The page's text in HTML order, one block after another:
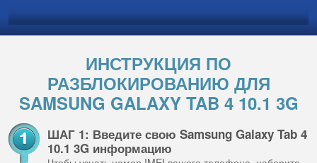
ИНСТРУКЦИЯ ПО
РАЗБЛОКИРОВАНИЮ ДЛЯ
SAMSUNG GALAXY TAB 4 10.1 3G
ШАГ 1: Введите свою Samsung Galaxy Tab 4
10.1 3G информацию